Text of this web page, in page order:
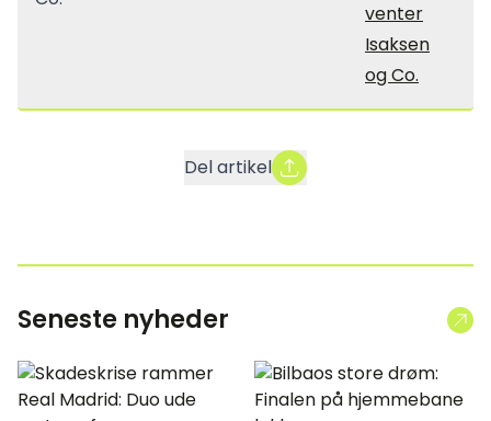
venter
Isaksen
og Co.
Del artikel
Seneste nyheder